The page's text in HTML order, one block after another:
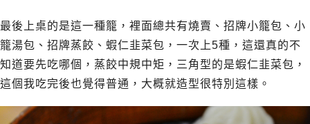
最後上桌的是這一種籠，裡面總共有燒賣、招牌小籠包、小
籠湯包、招牌蒸餃、蝦仁韭菜包，一次上5種，這還真的不
知道要先吃哪個，蒸餃中規中矩，三角型的是蝦仁韭菜包，
這個我吃完後也覺得普通，大概就造型很特別這樣。